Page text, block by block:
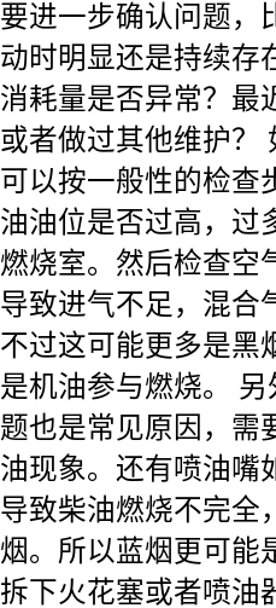
要进一步确认问题，
动时明显还是持续存
消耗量是否异常？最
或者做过其他维护？
可以按一般性的检查
油油位是否过高，过
燃烧室。然后检查空
导致进气不足，混合
不过这可能更多是黑
是机油参与燃烧。
题也是常见原因，需
油现象。还有喷油嘴
导致柴油燃烧不完全
烟。所以蓝烟更可能
拆下火花塞或者喷油